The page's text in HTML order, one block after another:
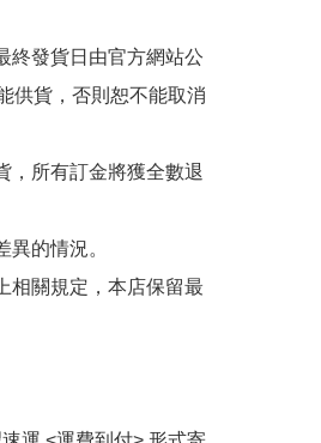
終發貨日由官方網站公
供貨，否則恕不能取消
，所有訂金將獲全數退
的情況。
相關規定，本店保留最